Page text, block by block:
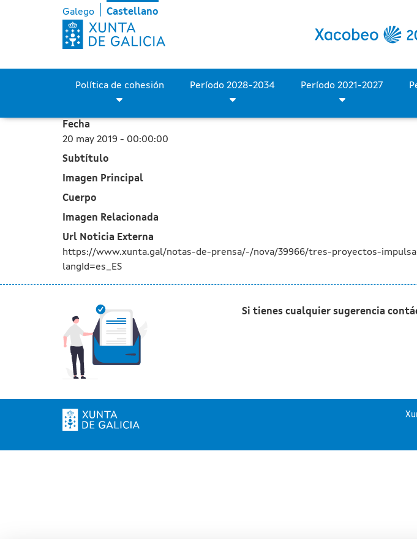
Tres proyectos impulsados por la
Saltar al contenido principal
Galego Castellano
Fecha
20 may 2019 - 00:00:00
Subtítulo
Imagen Principal
Cuerpo
Imagen Relacionada
Url Noticia Externa
https://www.xunta.gal/notas-de-prensa/-/nova/39966/tres-proyectos-
langId=es_ES
Si tienes cualquier sugerencia